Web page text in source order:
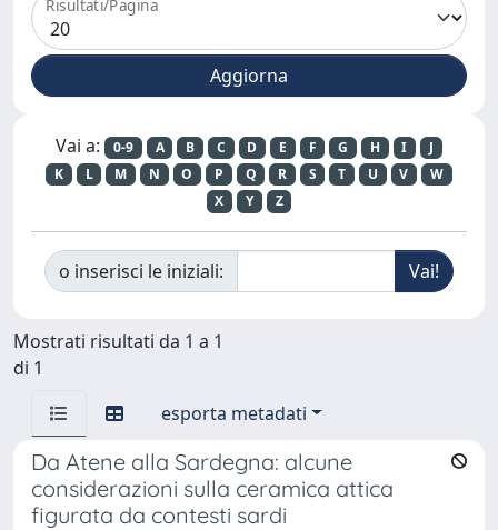
Risultati/Pagina
Vai a: 0-9 A B C D E F G H I
J
K
L M N O P Q R S T U V
W
X
Y Z
o inserisci le iniziali:
Mostrati risultati da 1 a 1
di 1
esporta metadati
Da Atene alla Sardegna: alcune
considerazioni sulla ceramica attica
figurata da contesti sardi